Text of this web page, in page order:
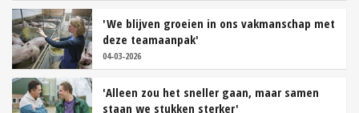
'We blijven groeien in ons vakmanschap met
deze teamaanpak'
04-03-2026
'Alleen zou het sneller gaan, maar samen
staan we stukken sterker'